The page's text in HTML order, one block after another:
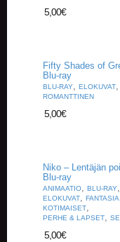
5,00€
Fifty Shades of
Blu-ray
BLU-RAY, ELOKUVAT,
ROMANTTINEN
5,00€
Niko – Lentäjän
Blu-ray
ANIMAATIO, BLU-RAY,
ELOKUVAT, FANTASIA
KOTIMAISET,
PERHE & LAPSET,
5,00€